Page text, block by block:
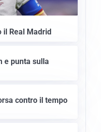
il Real Madrid
e punta sulla
contro il tempo